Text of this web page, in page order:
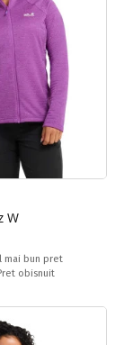
W
mai bun pret
obisnuit